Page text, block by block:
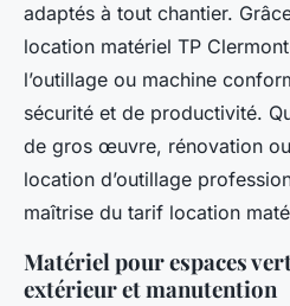
adaptés à tout chantier.
location matériel TP
l’outillage ou machine
sécurité et de productivité.
de gros œuvre, rénovation
location d’outillage
maîtrise du tarif location
Matériel pour espaces
extérieur et manutention